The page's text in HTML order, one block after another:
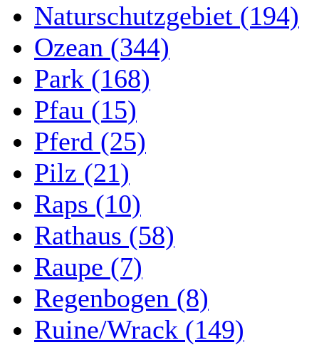
Naturschutzgebiet (194)
Ozean (344)
Park (168)
Pfau (15)
Pferd (25)
Pilz (21)
Raps (10)
Rathaus (58)
Raupe (7)
Regenbogen (8)
Ruine/Wrack (149)